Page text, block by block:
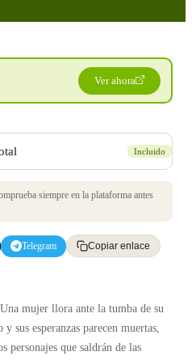
Ver ahora
Incluido
siempre en la plataforma antes
Telegram Copiar enlace
mujer llora ante la tumba de su
sus esperanzas parecen muertas,
personajes que saldrán de las